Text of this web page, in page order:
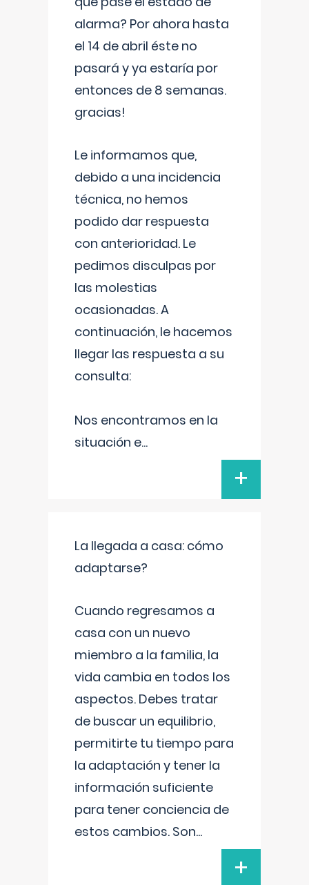
alarma? Por ahora hasta
el 14 de abril éste no
pasará y ya estaría por
entonces de 8 semanas.
gracias!
Le informamos que,
debido a una incidencia
técnica, no hemos
podido dar respuesta
con anterioridad. Le
pedimos disculpas por
las molestias
ocasionadas. A
continuación, le hacemos
llegar las respuesta a su
consulta:
Nos encontramos en la
situación e...
+
La llegada a casa: cómo
adaptarse?
Cuando regresamos a
casa con un nuevo
miembro a la familia, la
vida cambia en todos los
aspectos. Debes tratar
de buscar un equilibrio,
permitirte tu tiempo para
la adaptación y tener la
información suficiente
para tener conciencia de
estos cambios. Son...
+